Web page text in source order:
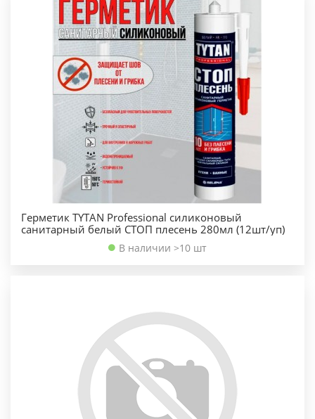
Герметик TYTAN Professional силиконовый
санитарный белый СТОП плесень 280мл (12шт/уп)
В наличии >10 шт